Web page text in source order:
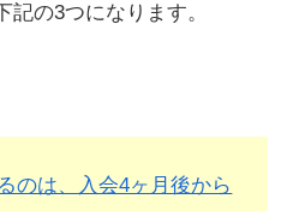
の3つになります。
のは、入会4ヶ月後から